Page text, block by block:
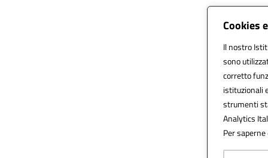
Cookies
Il nostro
sono
corretto
istituzionali
strumenti
Analytics
Per